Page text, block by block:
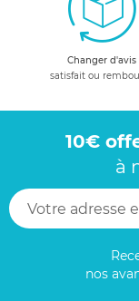
Changer d'avis
satisfait ou
10€
à
nos